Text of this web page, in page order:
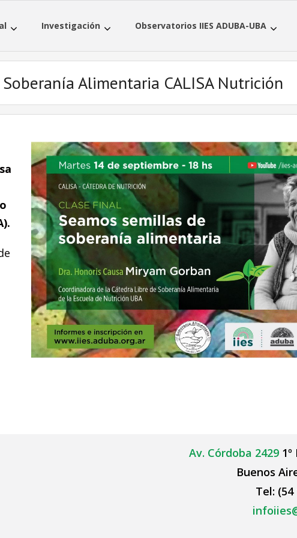
Investigación Observatorios IIES ADUBA-UBA
Alimentaria CALISA Nutrición
Av. Córdoba 24291º
Buenos
Tel: (54